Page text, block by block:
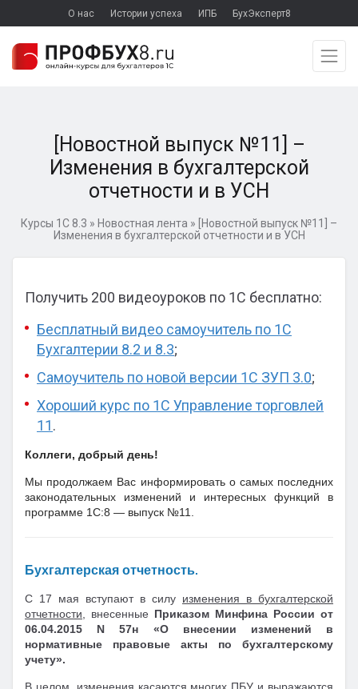
О нас Истории успеха ИПБ БухЭксперт8
[Новостной выпуск №11] –
Изменения в бухгалтерской
отчетности и в УСН
Курсы 1С 8.3 » Новостная лента »
[Новостной выпуск №11] –
Изменения в бухгалтерской отчетности и в УСН
Получить 200 видеоуроков по 1С бесплатно:
Бесплатный видео самоучитель по 1С
Бухгалтерии 8.2 и 8.3;
Самоучитель по новой версии 1С ЗУП 3.0;
Хороший курс по 1С Управление торговлей
11.
Коллеги, добрый день!
Мы продолжаем Вас информировать о самых последних
законодательных изменений и интересных функций в
программе 1С:8 — выпуск №11.
Бухгалтерская отчетность.
С 17 мая вступают в силу изменения в бухгалтерской
отчетности , внесенные Приказом Минфина России от
06.04.2015 N 57н «О внесении изменений в
нормативные правовые акты по бухгалтерскому
учету».